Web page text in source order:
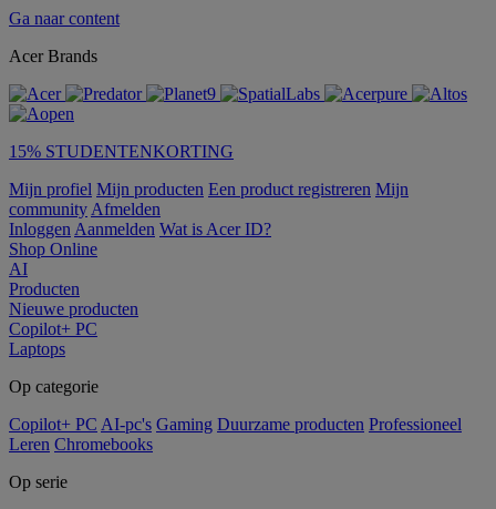
Ga naar content
Acer Brands
15% STUDENTENKORTING
Mijn profiel Mijn producten Een product registreren Mijn
community Afmelden
Inloggen Aanmelden Wat is Acer ID?
Shop Online
AI
Producten
Nieuwe producten
Copilot+ PC
Laptops
Op categorie
Copilot+ PC AI-pc's Gaming Duurzame producten Professioneel
Leren Chromebooks
Op serie